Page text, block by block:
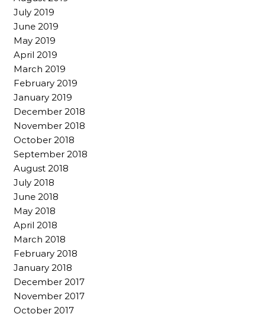
July 2019
June 2019
May 2019
April 2019
March 2019
February 2019
January 2019
December 2018
November 2018
October 2018
September 2018
August 2018
July 2018
June 2018
May 2018
April 2018
March 2018
February 2018
January 2018
December 2017
November 2017
October 2017